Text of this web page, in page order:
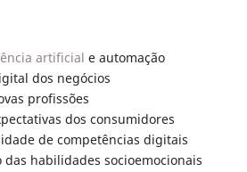
artificial e automação
dos negócios
profissões
dos consumidores
de competências digitais
das habilidades socioemocionais